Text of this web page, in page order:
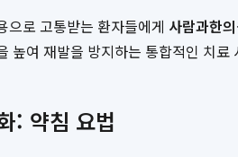
으로 고통받는 환자들에게 사람과한
높여 재발을 방지하는 통합적인 치
: 약침 요법